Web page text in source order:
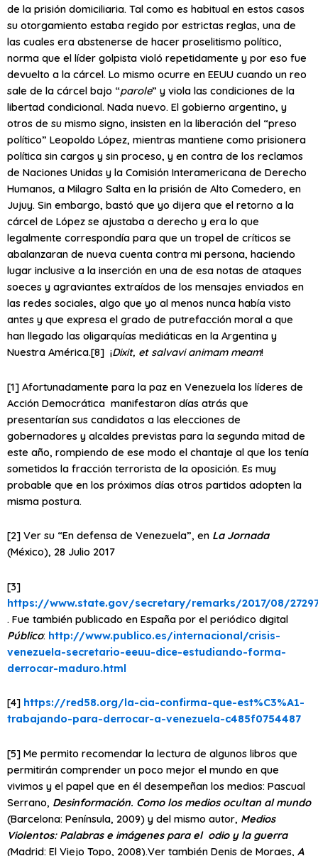
de la prisión domiciliaria. Tal como es habitual en estos casos
su otorgamiento estaba regido por estrictas reglas, una de
las cuales era abstenerse de hacer proselitismo político,
norma que el líder golpista violó repetidamente y por eso fue
devuelto a la cárcel. Lo mismo ocurre en EEUU cuando un reo
sale de la cárcel bajo “parole” y viola las condiciones de la
libertad condicional. Nada nuevo. El gobierno argentino, y
otros de su mismo signo, insisten en la liberación del “preso
político” Leopoldo López, mientras mantiene como prisionera
política sin cargos y sin proceso, y en contra de los reclamos
de Naciones Unidas y la Comisión Interamericana de Derecho
Humanos, a Milagro Salta en la prisión de Alto Comedero, en
Jujuy. Sin embargo, bastó que yo dijera que el retorno a la
cárcel de López se ajustaba a derecho y era lo que
legalmente correspondía para que un tropel de críticos se
abalanzaran de nueva cuenta contra mi persona, haciendo
lugar inclusive a la inserción en una de esa notas de ataques
soeces y agraviantes extraídos de los mensajes enviados en
las redes sociales, algo que yo al menos nunca había visto
antes y que expresa el grado de putrefacción moral a que
han llegado las oligarquías mediáticas en la Argentina y
Nuestra América.[8] ¡Dixit, et salvavi animam meam!
[1] Afortunadamente para la paz en Venezuela los líderes de
Acción Democrática manifestaron días atrás que
presentarían sus candidatos a las elecciones de
gobernadores y alcaldes previstas para la segunda mitad de
este año, rompiendo de ese modo el chantaje al que los tenía
sometidos la fracción terrorista de la oposición. Es muy
probable que en los próximos días otros partidos adopten la
misma postura.
[2] Ver su “En defensa de Venezuela”, en La Jornada
(México), 28 Julio 2017
[3]
https://www.state.gov/secretary/remarks/2017/08/
. Fue también publicado en España por el periódico digital
Público: http://www.publico.es/internacional/crisis-
venezuela-secretario-eeuu-dice-estudiando-forma-
derrocar-maduro.html
[4] https://red58.org/la-cia-confirma-que-est%C3%A1-
trabajando-para-derrocar-a-venezuela-c485f0754487
[5] Me permito recomendar la lectura de algunos libros que
permitirán comprender un poco mejor el mundo en que
vivimos y el papel que en él desempeñan los medios: Pascual
Serrano, Desinformación. Como los medios ocultan al mundo
(Barcelona: Península, 2009) y del mismo autor, Medios
Violentos: Palabras e imágenes para el odio y la guerra
(Madrid: El Viejo Topo, 2008).Ver también Denis de Moraes, A